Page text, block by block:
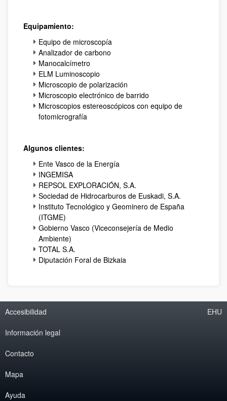
Equipamiento:
Equipo de microscopía
Analizador de carbono
Manocalcímetro
ELM Luminoscopio
Microscopio de polarización
Microscopio electrónico de barrido
Microscopios estereoscópicos con equipo de
fotomicrografía
Algunos clientes:
Ente Vasco de la Energía
INGEMISA
REPSOL EXPLORACIÓN, S.A.
Sociedad de Hidrocarburos de Euskadi, S.A.
Instituto Tecnológico y Geominero de España
(ITGME)
Gobierno Vasco (Viceconsejería de Medio
Ambiente)
TOTAL S.A.
Diputación Foral de Bizkaia
Accesibilidad
Información legal
Contacto
Mapa
Ayuda
EHU